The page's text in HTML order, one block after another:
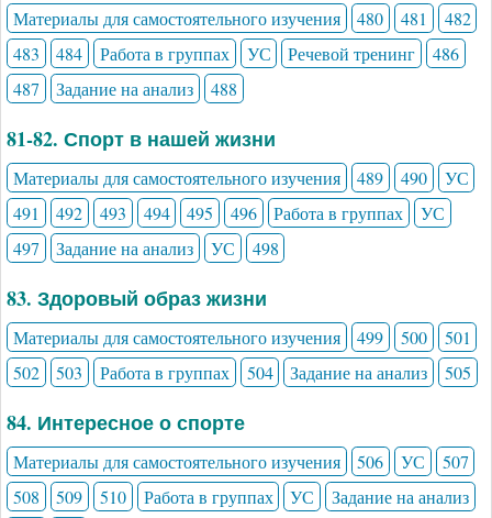
Материалы для самостоятельного изучения 480 481
482
483
484 Работа в группах УС Речевой тренинг
486
487
Задание на анализ 488
81-82. Спорт в нашей жизни
Материалы для самостоятельного изучения 489 490
УС
491
492 493 494 495 496 Работа в группах
УС
497
Задание на анализ УС 498
83. Здоровый образ жизни
Материалы для самостоятельного изучения 499 500
501
502
503 Работа в группах 504 Задание на анализ 505
84. Интересное о спорте
Материалы для самостоятельного изучения 506 УС
507
508
509 510 Работа в группах УС
Задание на анализ